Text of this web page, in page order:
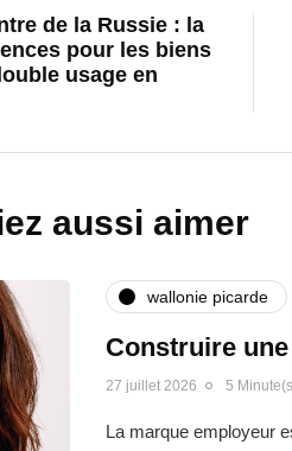
de la Russie : la
pour les biens
usage en
aussi aimer
wallonie picarde
Construire
27 juillet 2026 5
La marque employeur